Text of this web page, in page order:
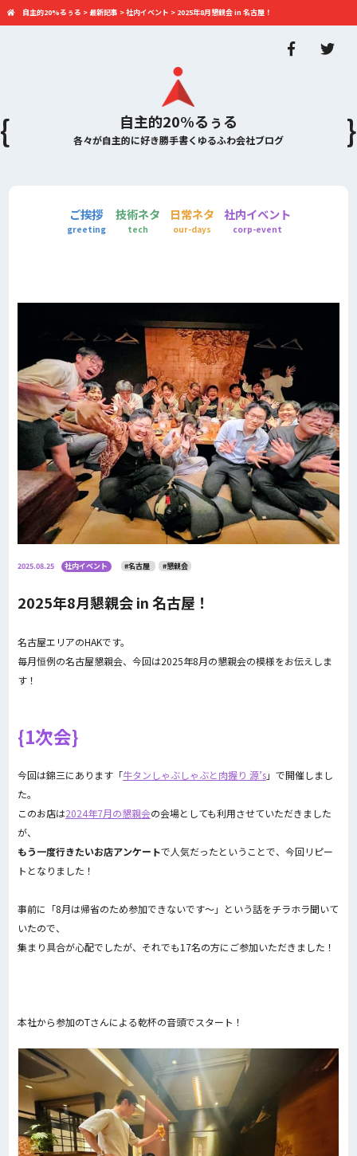
自主的20%るぅる
各々が自主的に好き勝手書くゆるふわ会社ブログ
自主的20%るぅる > 最新記事 >社内イベント > 2025年8月懇親会 in 名古屋！
ご挨拶
greeting
技術ネタ
tech
日常ネタ
our-days
社内イベント
corp-event
2025.08.25 社内イベント #名古屋 #懇親会
2025年8月懇親会 in 名古屋！
名古屋エリアのHAKです。
毎月恒例の名古屋懇親会、今回は2025年8月の懇親会の模様をお伝えしま
す！
1次会
今回は錦三にあります「牛タンしゃぶしゃぶと肉握り 源’s」で開催しまし
た。
このお店は2024年7月の懇親会の会場としても利用させていただきました
が、
もう一度行きたいお店アンケートで人気だったということで、今回リピー
トとなりました！
事前に「8月は帰省のため参加できないです～」という話をチラホラ聞いて
いたので、
集まり具合が心配でしたが、それでも17名の方にご参加いただきました！
本社から参加のTさんによる乾杯の音頭でスタート！